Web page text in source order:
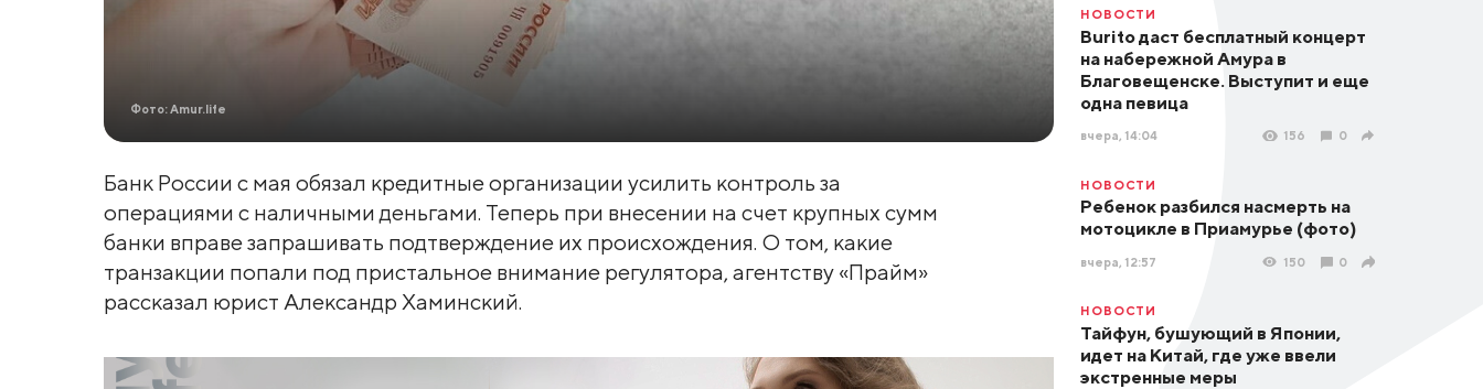
Фото: Amur.life
Банк России с мая обязал кредитные организации усилить контроль за
операциями с наличными деньгами. Теперь при внесении на счет крупных сумм
банки вправе запрашивать подтверждение их происхождения. О том, какие
транзакции попали под пристальное внимание регулятора, агентству «Прайм»
рассказал юрист Александр Хаминский.
НОВОСТИ
Burito даст бесплатный концерт
на набережной Амура в
Благовещенске. Выступит и еще
одна певица
вчера, 14:04 156 0
НОВОСТИ
Ребенок разбился насмерть на
мотоцикле в Приамурье (фото)
вчера, 12:57 150 0
НОВОСТИ
Тайфун, бушующий в Японии,
идет на Китай, где уже ввели
экстренные меры